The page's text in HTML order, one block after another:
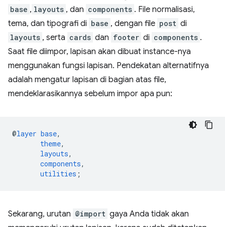
base , layouts , dan components . File normalisasi,
tema, dan tipografi di base , dengan file post di
layouts , serta cards dan footer di components .
Saat file diimpor, lapisan akan dibuat instance-nya
menggunakan fungsi lapisan. Pendekatan alternatifnya
adalah mengatur lapisan di bagian atas file,
mendeklarasikannya sebelum impor apa pun:
@layer base,
theme,
layouts,
components,
utilities ;
Sekarang, urutan @import gaya Anda tidak akan